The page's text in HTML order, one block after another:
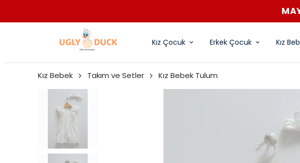
Kız Çocuk Erkek Çocuk Kız
Kız Bebek Takım ve Setler Kız Bebek Tulum